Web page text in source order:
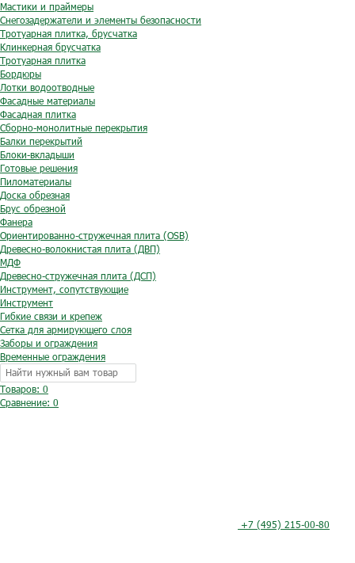
Мастики и праймеры
Снегозадержатели и элементы безопасности
Тротуарная плитка, брусчатка
Клинкерная брусчатка
Тротуарная плитка
Бордюры
Лотки водоотводные
Фасадные материалы
Фасадная плитка
Сборно-монолитные перекрытия
Балки перекрытий
Блоки-вкладыши
Готовые решения
Пиломатериалы
Доска обрезная
Брус обрезной
Фанера
Ориентированно-стружечная плита (OSB)
Древесно-волокнистая плита (ДВП)
МДФ
Древесно-стружечная плита (ДСП)
Инструмент, сопутствующие
Инструмент
Гибкие связи и крепеж
Сетка для армирующего слоя
Заборы и ограждения
Временные ограждения
Товаров: 0
Сравнение: 0
+7 (495) 215-00-80